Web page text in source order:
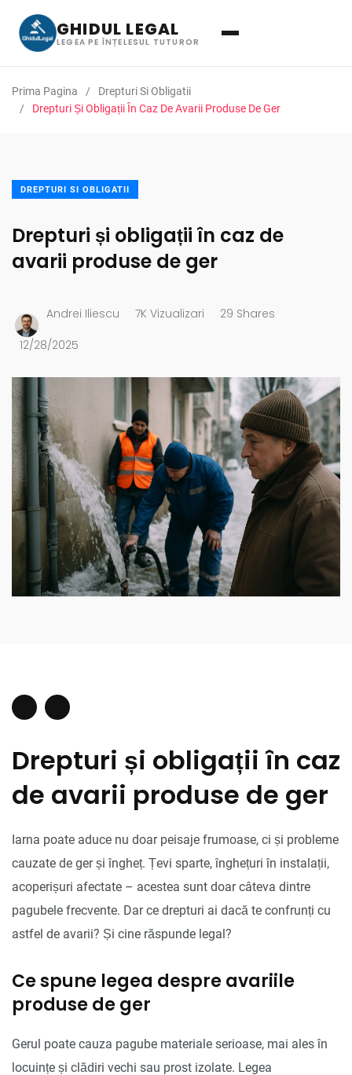
GHIDUL LEGAL
LEGEA PE ÎNȚELESUL TUTUROR
Prima Pagina
Drepturi Si Obligatii
Drepturi Și Obligații În Caz De Avarii Produse De Ger
DREPTURI SI OBLIGATII
Drepturi și obligații în caz de
avarii produse de ger
Andrei Iliescu 7K Vizualizari 29 Shares
12/28/2025
Drepturi și obligații în caz
de avarii produse de ger
Iarna poate aduce nu doar peisaje frumoase, ci și probleme
cauzate de ger și îngheț. Țevi sparte, înghețuri în instalații,
acoperișuri afectate – acestea sunt doar câteva dintre
pagubele frecvente. Dar ce drepturi ai dacă te confrunți cu
astfel de avarii? Și cine răspunde legal?
Ce spune legea despre avariile
produse de ger
Gerul poate cauza pagube materiale serioase, mai ales în
locuințe și clădiri vechi sau prost izolate. Legea